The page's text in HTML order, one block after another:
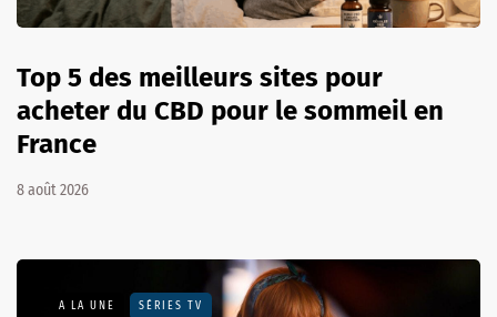
Top 5 des meilleurs sites pour
acheter du CBD pour le sommeil en
France
8 août 2026
A LA UNE SÉRIES TV